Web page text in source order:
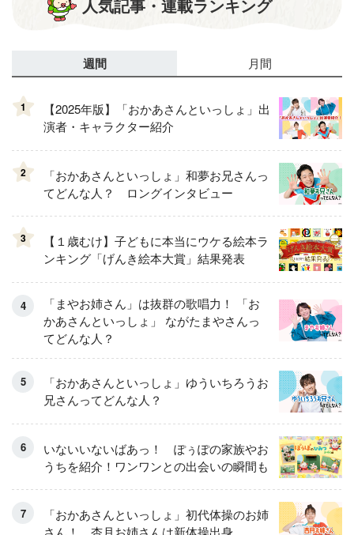
人気記事・連載ランキング
週間 月間
1
【2025年版】「おかあさんといっしょ」出
演者・キャラクター紹介
2
「おかあさんといっしょ」和夢お兄さんっ
てどんな人？ ロングインタビュー
3
【１歳むけ】子どもに本当にウケる絵本ラ
ンキング「げんき絵本大賞」結果発表
「まやお姉さん」は抜群の歌唱力！ 「お
かあさんといっしょ」 ながたまやさんっ
てどんな人？
「おかあさんといっしょ」ゆういちろうお
兄さんってどんな人？
いないいないばあっ！ ぽぅぽの家族やお
うちを紹介！ワンワンとの出会いの瞬間も
「おかあさんといっしょ」初代体操のお姉
さん！ 杏月お姉さんは新体操出身